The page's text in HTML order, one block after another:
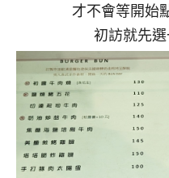
才不會等開始
初訪就先